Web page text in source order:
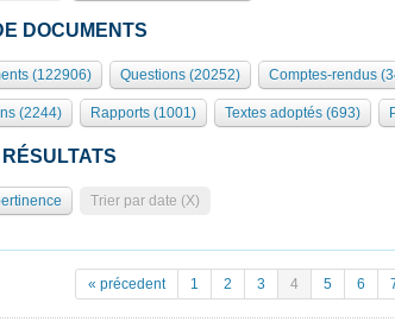
DOCUMENTS
(122906) Questions (20252) Comptes-rendus
(2244) Rapports (1001) Textes adoptés (693)
Trier par date (X)
« précedent 1 2 3 4 5 6